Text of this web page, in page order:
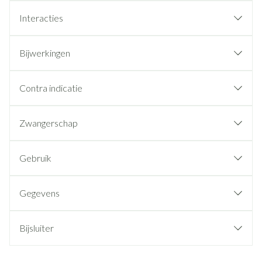
Interacties
Bijwerkingen
Contra indicatie
Zwangerschap
Gebruik
Gegevens
Bijsluiter